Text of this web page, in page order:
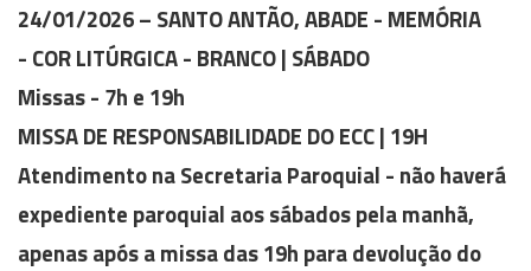
24/01/2026 – SANTO ANTÃO, ABADE - MEMÓRIA
- COR LITÚRGICA - BRANCO | SÁBADO
Missas - 7h e 19h
MISSA DE RESPONSABILIDADE DO ECC | 19H
Atendimento na Secretaria Paroquial - não haverá
expediente paroquial aos sábados pela manhã,
apenas após a missa das 19h para devolução do